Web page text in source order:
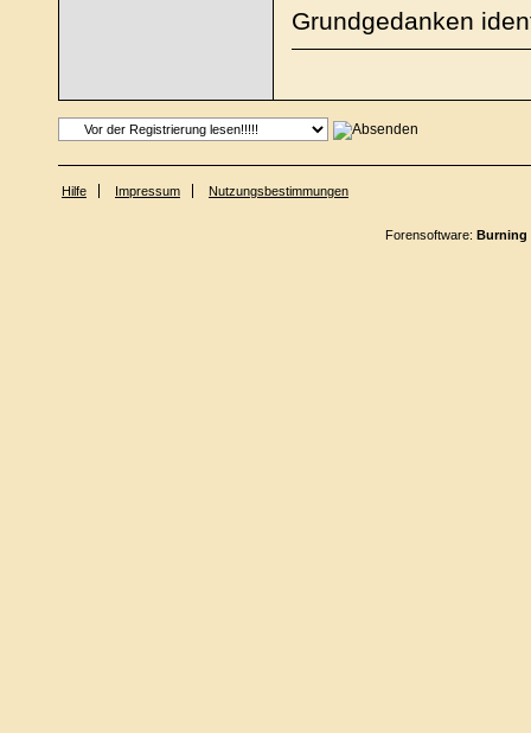
Grundgedanken
Hilfe Impressum Nutzungsbestimmungen
Forensoftware: Burning